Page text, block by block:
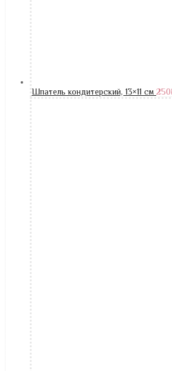
Шпатель кондитерский, 13×11 см 250